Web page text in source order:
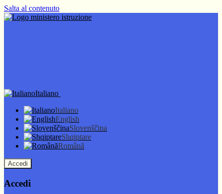
Salta al contenuto
Italiano
Italiano
English
Slovenščina
Shqiptare
Română
Accedi
Accedi